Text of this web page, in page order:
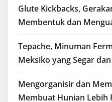
Glute Kickbacks,
Membentuk dan
Tepache, Minuman
Meksiko yang Segar
Mengorganisir dan
Membuat Hunian Lebih